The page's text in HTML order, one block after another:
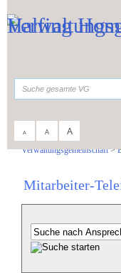
A A A
Verwaltungsgemeinschaft>
Mitarbeiter-